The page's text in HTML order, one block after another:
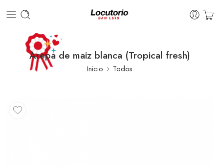
Arepa de maiz blanca (Tropical fresh)
Inicio Todos